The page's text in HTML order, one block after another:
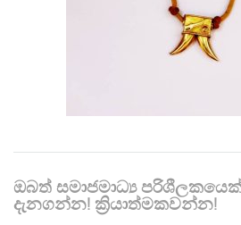
ඔබත් සමාජමාධ්‍ය
දැනගන්න! ක්‍රියාත්මකවන්න!